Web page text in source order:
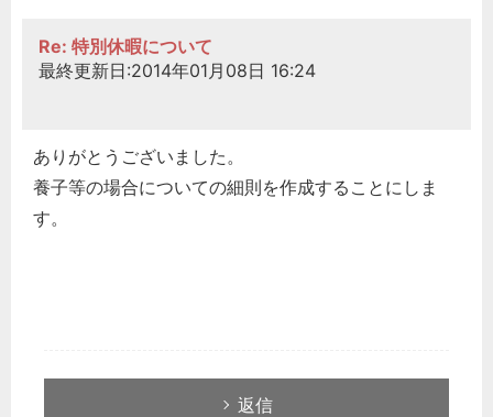
Re: 特別休暇について
最終更新日:2014年01月08日 16:24
ありがとうございました。
養子等の場合についての細則を作成することにしま
す。
返信